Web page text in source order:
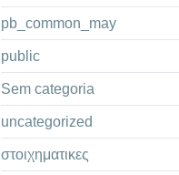
pb_common_may
public
Sem categoria
uncategorized
στοιχηματικες